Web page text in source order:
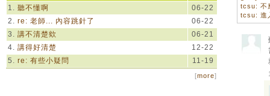
1. 聽不懂啊
06-22
2. re: 老師... 內容跳針了
06-22
3. 講不清楚欸
06-21
4. 講得好清楚
12-22
5. re: 有些小疑問 11-19
[more]
tcsu: 不